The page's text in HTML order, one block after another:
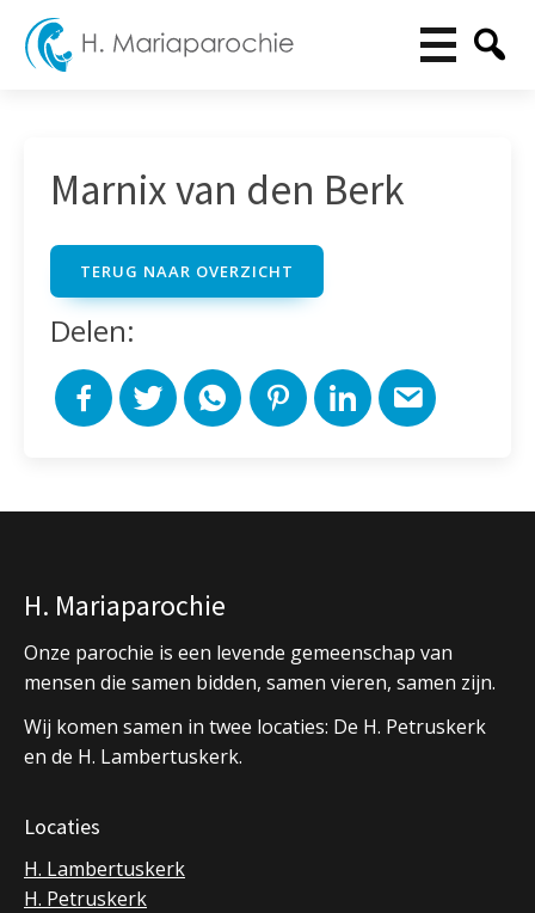
Marnix van den Berk
TERUG NAAR OVERZICHT
Delen:
H. Mariaparochie
Onze parochie is een levende gemeenschap van
mensen die samen bidden, samen vieren, samen zijn.
Wij komen samen in twee locaties: De H. Petruskerk
en de H. Lambertuskerk.
Locaties
H. Lambertuskerk
H. Petruskerk